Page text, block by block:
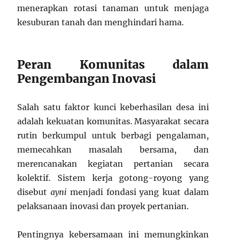
menerapkan rotasi tanaman untuk menjaga
kesuburan tanah dan menghindari hama.
Peran Komunitas dalam
Pengembangan Inovasi
Salah satu faktor kunci keberhasilan desa ini
adalah kekuatan komunitas. Masyarakat secara
rutin berkumpul untuk berbagi pengalaman,
memecahkan masalah bersama, dan
merencanakan kegiatan pertanian secara
kolektif. Sistem kerja gotong-royong yang
disebutayni menjadi fondasi yang kuat dalam
pelaksanaan inovasi dan proyek pertanian.
Pentingnya kebersamaan ini memungkinkan